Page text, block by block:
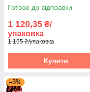
Готово до відправки
1 120,35 ₴/
упаковка
1 155 ₴/упаковка
Купити
–3%